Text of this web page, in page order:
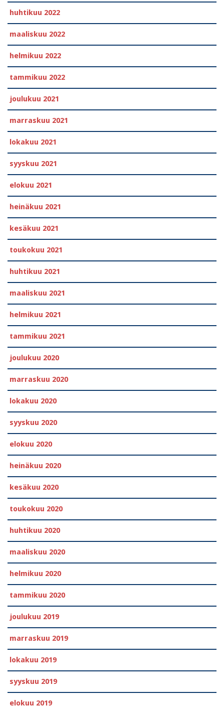
huhtikuu 2022
maaliskuu 2022
helmikuu 2022
tammikuu 2022
joulukuu 2021
marraskuu 2021
lokakuu 2021
syyskuu 2021
elokuu 2021
heinäkuu 2021
kesäkuu 2021
toukokuu 2021
huhtikuu 2021
maaliskuu 2021
helmikuu 2021
tammikuu 2021
joulukuu 2020
marraskuu 2020
lokakuu 2020
syyskuu 2020
elokuu 2020
heinäkuu 2020
kesäkuu 2020
toukokuu 2020
huhtikuu 2020
maaliskuu 2020
helmikuu 2020
tammikuu 2020
joulukuu 2019
marraskuu 2019
lokakuu 2019
syyskuu 2019
elokuu 2019